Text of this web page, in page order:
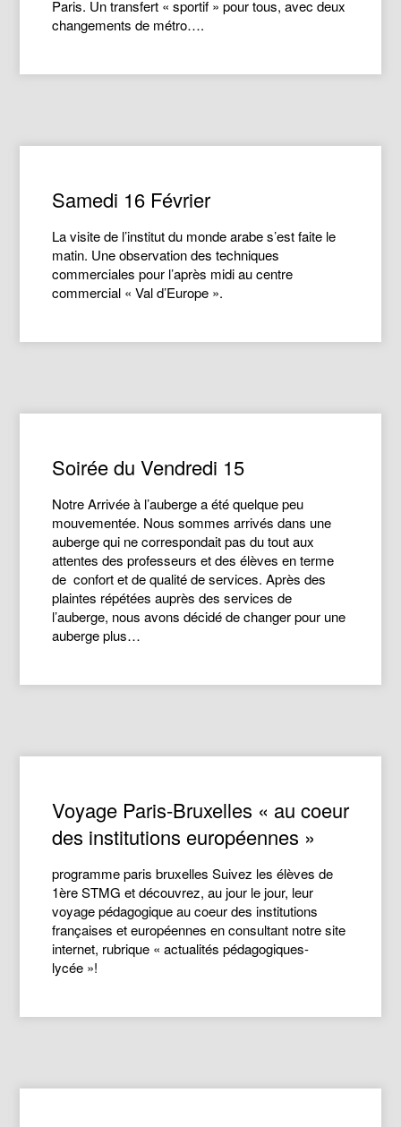
Paris. Un transfert « sportif » pour tous, avec deux
changements de métro….
Samedi 16 Février
La visite de l’institut du monde arabe s’est faite le
matin. Une observation des techniques
commerciales pour l’après midi au centre
commercial « Val d’Europe ».
Soirée du Vendredi 15
Notre Arrivée à l’auberge a été quelque peu
mouvementée. Nous sommes arrivés dans une
auberge qui ne correspondait pas du tout aux
attentes des professeurs et des élèves en terme
de confort et de qualité de services. Après des
plaintes répétées auprès des services de
l’auberge, nous avons décidé de changer pour une
auberge plus…
Voyage Paris-Bruxelles « au coeur
des institutions européennes »
programme paris bruxelles Suivez les élèves de
1ère STMG et découvrez, au jour le jour, leur
voyage pédagogique au coeur des institutions
françaises et européennes en consultant notre site
internet, rubrique « actualités pédagogiques-
lycée »!